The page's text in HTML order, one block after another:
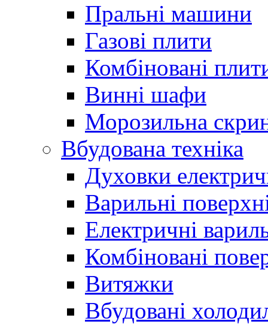
Пральні машини
Газові плити
Комбіновані
Винні шафи
Морозильна
Вбудована техніка
Духовки
Варильні
Електричні
Комбіновані
Витяжки
Вбудовані